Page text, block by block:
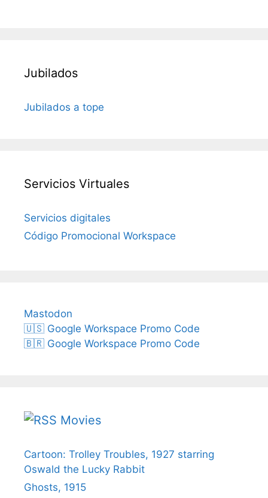
Jubilados
Jubilados a tope
Servicios Virtuales
Servicios digitales
Código Promocional Workspace
Mastodon
🇺🇸 Google Workspace Promo Code
🇧🇷 Google Workspace Promo Code
Movies
Cartoon: Trolley Troubles, 1927 starring
Oswald the Lucky Rabbit
Ghosts, 1915